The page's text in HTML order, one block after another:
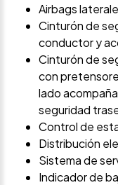
Airbags
Cinturón de
conductor y
Cinturón de
con
lado
seguridad
Control de
Distribución
Sistema de
Indicador de